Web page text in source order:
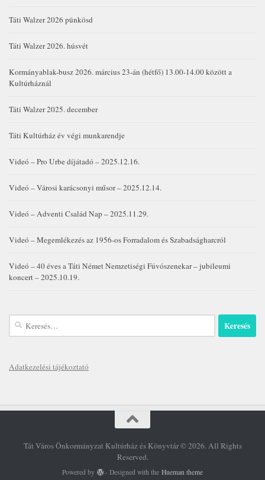
Táti Walzer 2026 pünkösd
Táti Walzer 2026. húsvét
Kormányablak-busz 2026. március 23-án (hétfő) 13.00-14.00 között a
Kultúrháznál
Táti Walzer 2025. december
Táti Kultúrház év végi munkarendje
Videó – Pro Urbe díjátadó – 2025.12.16.
Videó – Városi karácsonyi műsor – 2025.12.14.
Videó – Adventi Család Nap – 2025.11.29.
Videó – Megemlékezés az 1956-os Forradalom és Szabadságharcról
Videó – 40 éves a Táti Német Nemzetiségi Fúvószenekar – jubileumi
koncert – 2025.10.19.
Keresés:
Adatkezelési tájékoztató
Tát Város Önkormányzat Kultúrház és Könyvtár © 2026. All Rights
Reserved.
Powered by - Designed with theHueman theme